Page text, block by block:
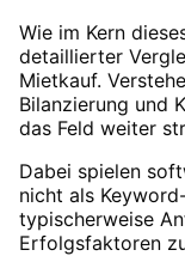
Wie im Kern
detaillierter
Mietkauf.
Bilanzierung und
das Feld weiter
Dabei spielen
nicht als
typischerweise
Erfolgsfaktoren